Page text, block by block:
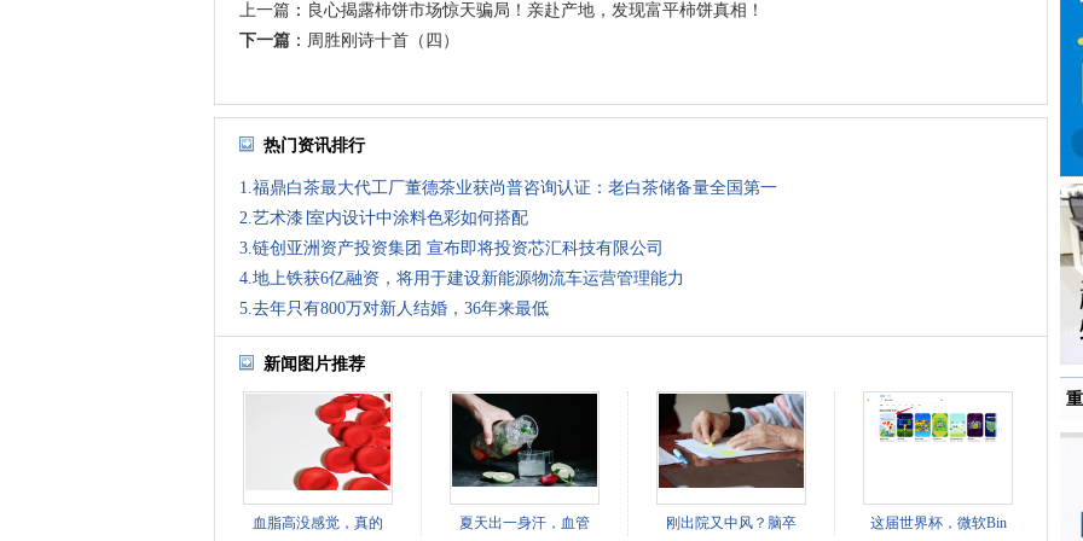
上一篇 ： 良心揭露柿饼市场惊天骗局！亲赴产地，发现富平柿饼真相！
下一篇 ： 周胜刚诗十首（四）
热门资讯排行
1.福鼎白茶最大代工厂董德茶业获尚普咨询认证：老白茶储备量全国第一
2.艺术漆∣室内设计中涂料色彩如何搭配
3.链创亚洲资产投资集团 宣布即将投资芯汇科技有限公司
4.地上铁获6亿融资，将用于建设新能源物流车运营管理能力
5.去年只有800万对新人结婚，36年来最低
新闻图片推荐
血脂高没感觉，真的 夏天出一身汗，血管 刚出院又中风？脑卒 这届世界杯，微软Bin